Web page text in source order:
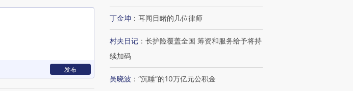
发布
丁金坤 ： 耳闻目睹的几位律师
村夫日记 ： 长护险覆盖全国 筹资和服务给予将持
续加码
吴晓波 ： “沉睡”的10万亿元公积金